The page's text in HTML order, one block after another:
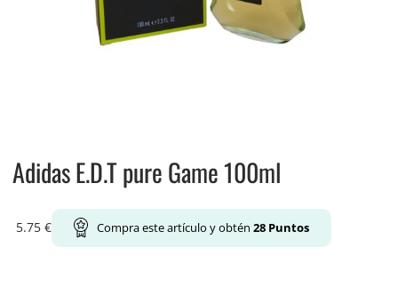
Adidas E.D.T pure Game 100ml
5.75 € Compra este artículo y obtén 28Puntos